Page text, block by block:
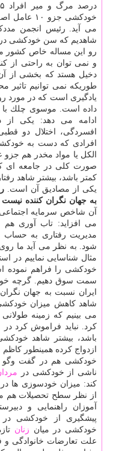
خودكشی
می آید. رئیس انجمن
شاهدیم كه سن خودكشی
رو این مساله خاص كشور
و نمی توان به راحتی از
دخیل هستد كه بخشی از
طوریكه نمی توانیم
یادگیری است كه در
داده است. موسوی چلك با
ادامه می دهد: یكی از
افسردگی، اختلال دو
افرادی كه دست به
الكل یا مواد مخدر هم
صورت كلی در جامعه ای
كمتر باشد، بیشتر شاهد
یكی از مصادیق آن است.
به جهان نگران كننده نیست
آن شاخص سرمایه
می افزاید: تاب آوری
مدیریت رفتاری به حساب
شود. به نظر می آید ما
مثال شناسایی نماییم در
خودكشی را فراهم نموده
سمت سوق دهیم. گرچه
ایران نسبت به جهان
شاهد كاهش میزان خودكشی
می بینیم كه زمینه
كرد. نباید فراموش كرد
باشد، بیشتر شاهد
ازدواج كرده همینطور
خودكشی هم در گفت وگو
ناشی از خودكشی در
كند: میزان خودسوزی ها در
از نظر سطح تحصیلات هم
آموزان راهنمایی و
پیشگیری از خودكشی
خودكشی در میان زنان
علت تعارضات خانوادگی